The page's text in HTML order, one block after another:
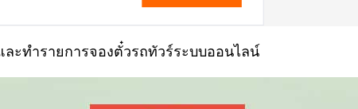
ะทำรายการจองตั๋วรถทัวร์ระบบออนไลน์